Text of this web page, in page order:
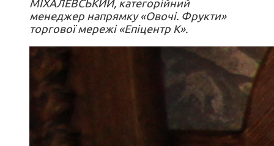
МІХАЛЕВСЬКИЙ, категорійний
менеджер напрямку «Овочі. Фрукти»
торгової мережі «Епіцентр К».